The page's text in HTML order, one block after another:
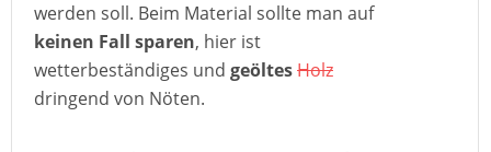
werden soll. Beim Material sollte man auf
keinen Fall sparen, hier ist
wetterbeständiges und geöltesHolz
dringend von Nöten.